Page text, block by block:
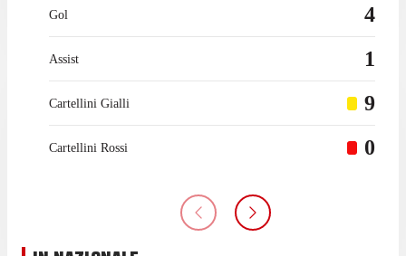
Gol 4
Assist 1
Cartellini Gialli 9
Cartellini Rossi 0